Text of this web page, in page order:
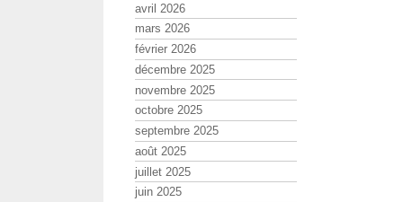
avril 2026
mars 2026
février 2026
décembre 2025
novembre 2025
octobre 2025
septembre 2025
août 2025
juillet 2025
juin 2025